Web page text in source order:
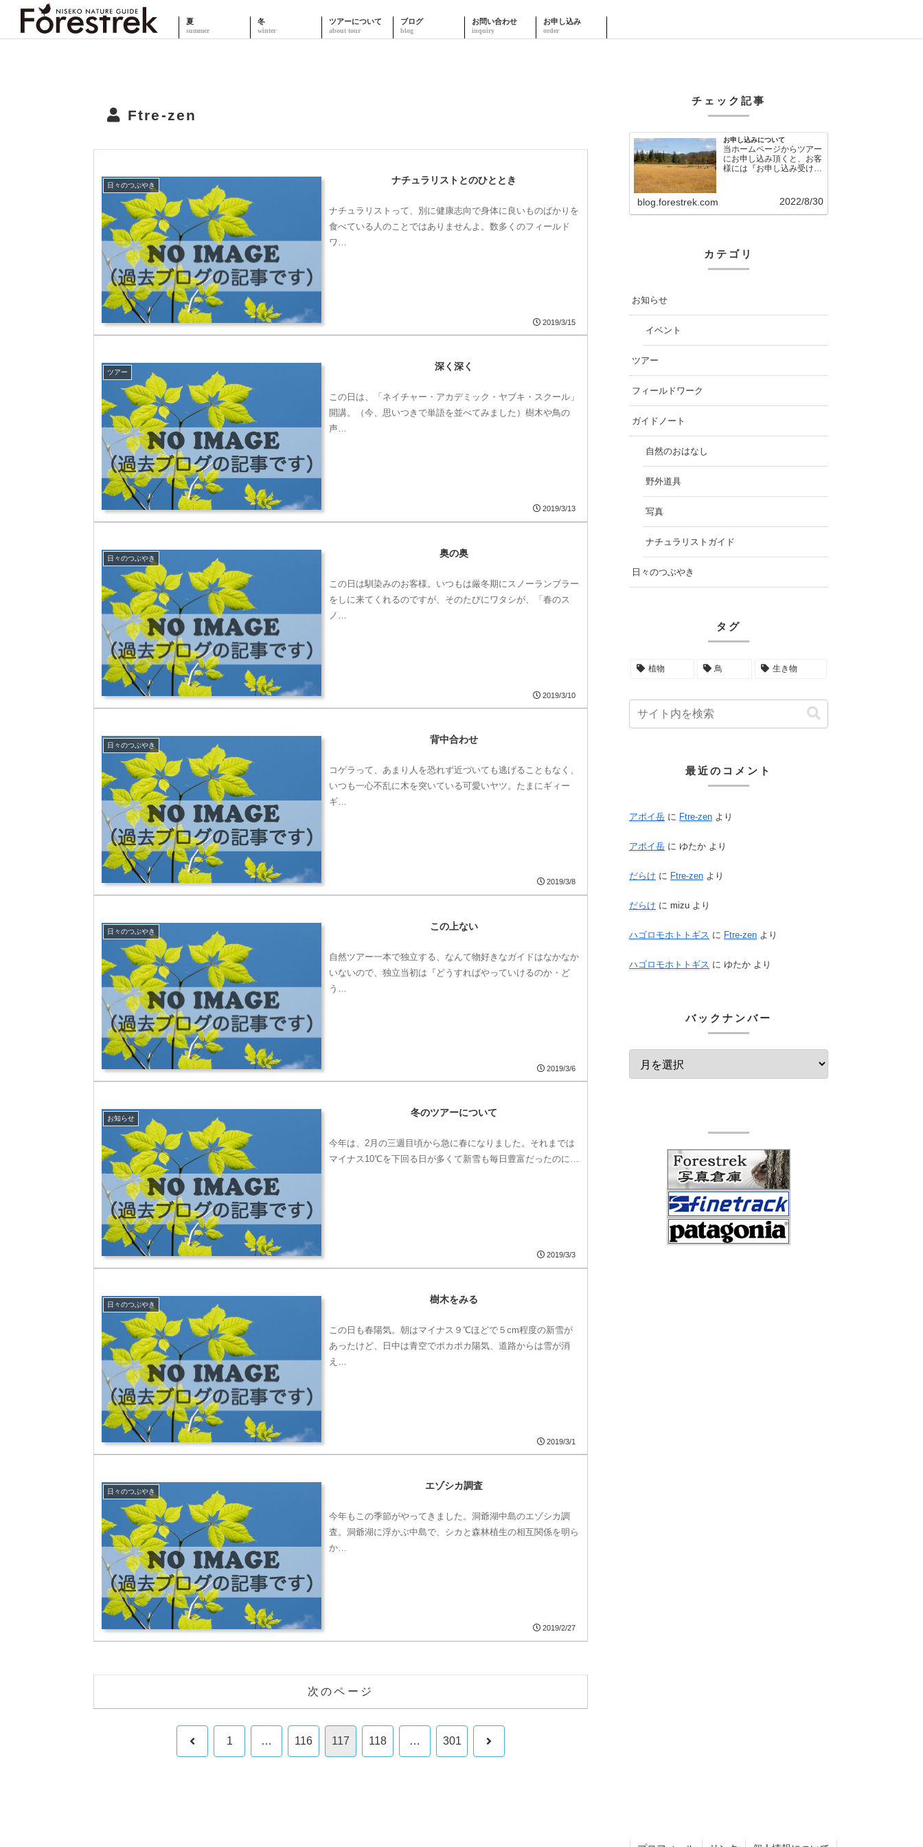
夏 冬 ツアーについて ブログ お問い合わせ お申し込み
Ftre-zen
日々のつぶやき ナチュラリストとのひととき
ナチュラリストって、別に健康志向で身体に良いものばかりを
食べている人のことではありませんよ。数多くのフィールド
ワ…
2019/3/15
ツアー 深く深く
この日は、「ネイチャー・アカデミック・ヤブキ・スクール」
開講。（今、思いつきで単語を並べてみました）樹木や鳥の
声…
2019/3/13
日々のつぶやき 奥の奥
この日は馴染みのお客様。いつもは厳冬期にスノーランブラー
をしに来てくれるのですが、そのたびにワタシが、「春のス
ノ…
2019/3/10
日々のつぶやき 背中合わせ
コゲラって、あまり人を恐れず近づいても逃げることもなく、
いつも一心不乱に木を突いている可愛いヤツ。たまにギィー
ギ…
2019/3/8
日々のつぶやき この上ない
自然ツアー一本で独立する、なんて物好きなガイドはなかなか
いないので、独立当初は『どうすればやっていけるのか・ど
う…
2019/3/6
お知らせ 冬のツアーについて
今年は、2月の三週目頃から急に春になりました。それまでは
マイナス10℃を下回る日が多くて新雪も毎日豊富だったのに…
2019/3/3
日々のつぶやき 樹木をみる
この日も春陽気。朝はマイナス９℃ほどで５cm程度の新雪が
あったけど、日中は青空でポカポカ陽気、道路からは雪が消
え…
2019/3/1
日々のつぶやき エゾシカ調査
今年もこの季節がやってきました。洞爺湖中島のエゾシカ調
査。洞爺湖に浮かぶ中島で、シカと森林植生の相互関係を明ら
か…
2019/2/27
次のページ
前 1 … 116 117 118 … 301 次
チェック記事
お申し込みについて
当ホームページからツアー
にお申し込み頂くと、お客
様には『お申し込み受け付
blog.forestrek.com 2022/8/30
カテゴリ
お知らせ
イベント
ツアー
フィールドワーク
ガイドノート
自然のおはなし
野外道具
写真
ナチュラリストガイド
日々のつぶやき
タグ
植物 鳥 生き物
最近のコメント
アポイ岳 に Ftre-zen より
アポイ岳 に ゆたか より
だらけ に Ftre-zen より
だらけ に mizu より
ハゴロモホトトギス に Ftre-zen より
ハゴロモホトトギス に ゆたか より
バックナンバー